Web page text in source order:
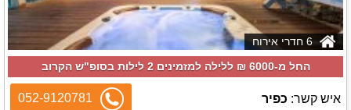
החל מ-‏6000 ₪ ללילה למזמינים 2 לילות בסופ"ש הקרוב
איש קשר: כפיר 052-9120781